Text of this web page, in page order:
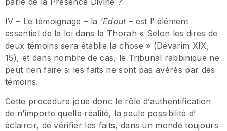
IV – Le témoignage – la ‘Edout – est l’ élément
essentiel de la loi dans la Thorah « Selon les dires de
deux témoins sera établie la chose » (Dévarim XIX,
15), et dans nombre de cas, le Tribunal rabbinique ne
peut rien faire si les faits ne sont pas avérés par des
témoins.
Cette procédure joue donc le rôle d’authentification
de n’importe quelle réalité, la seule possibilité d’
éclaircir, de vérifier les faits, dans un monde toujours